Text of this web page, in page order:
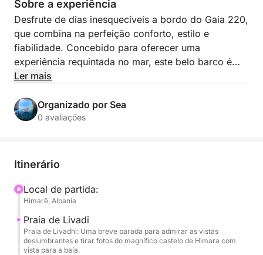
Sobre a experiência
Desfrute de dias inesquecíveis a bordo do Gaia 220,
que combina na perfeição conforto, estilo e
fiabilidade. Concebido para oferecer uma
experiência requintada no mar, este belo barco é
ideal para quem procura relaxar, celebrar ou
Com capacidade para até 12 pessoas, o barco
sem complicações, o barco está disponível
exclusivamente com skipper, permitindo-lhe
desfrutar de cada momento a bordo enquanto deixa
a navegação nas mãos de profissionais.
Ler mais
Organizado por Sea
0 avaliações
Itinerário
Local de partida:
Himarë, Albania
Praia de Livadi
Praia de Livadhi: Uma breve parada para admirar as vistas
deslumbrantes e tirar fotos do magnífico castelo de Himara com
vista para a baía.